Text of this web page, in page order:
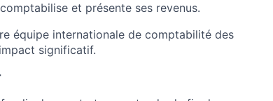
et présente ses revenus.
équipe internationale de comptabilité des
significatif.